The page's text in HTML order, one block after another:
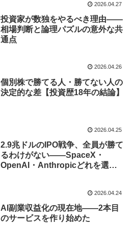
2026.04.27
投資家が数独をやるべき理由——
相場判断と論理パズルの意外な共
通点
2026.04.26
個別株で勝てる人・勝てない人の
決定的な差【投資歴18年の結論】
2026.04.25
2.9兆ドルのIPO戦争、全員が勝て
るわけがない——SpaceX・
OpenAI・Anthropicどれを選ぶ
2026.04.24
AI副業収益化の現在地——2本目
のサービスを作り始めた